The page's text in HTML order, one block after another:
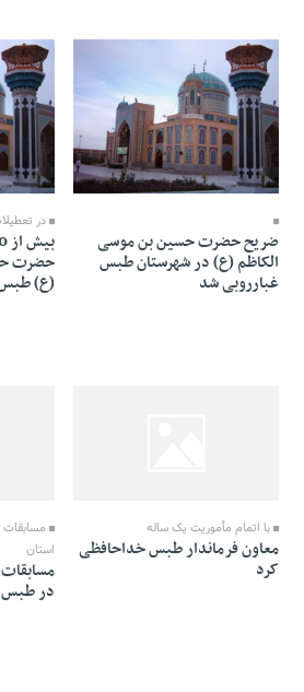
27 Farvardin 1391 - 17:53
ضریح حضرت حسین بن موسی
الکاظم (ع) در شهرستان طبس
غبارروبی شد
27 Farvardin 1391 - 17:52
در
حضرت
(ع) طبس
با اتمام مأموریت یک ساله
معاون فرماندار طبس خداحافظی
کرد
مسابقات
استان
در طبس